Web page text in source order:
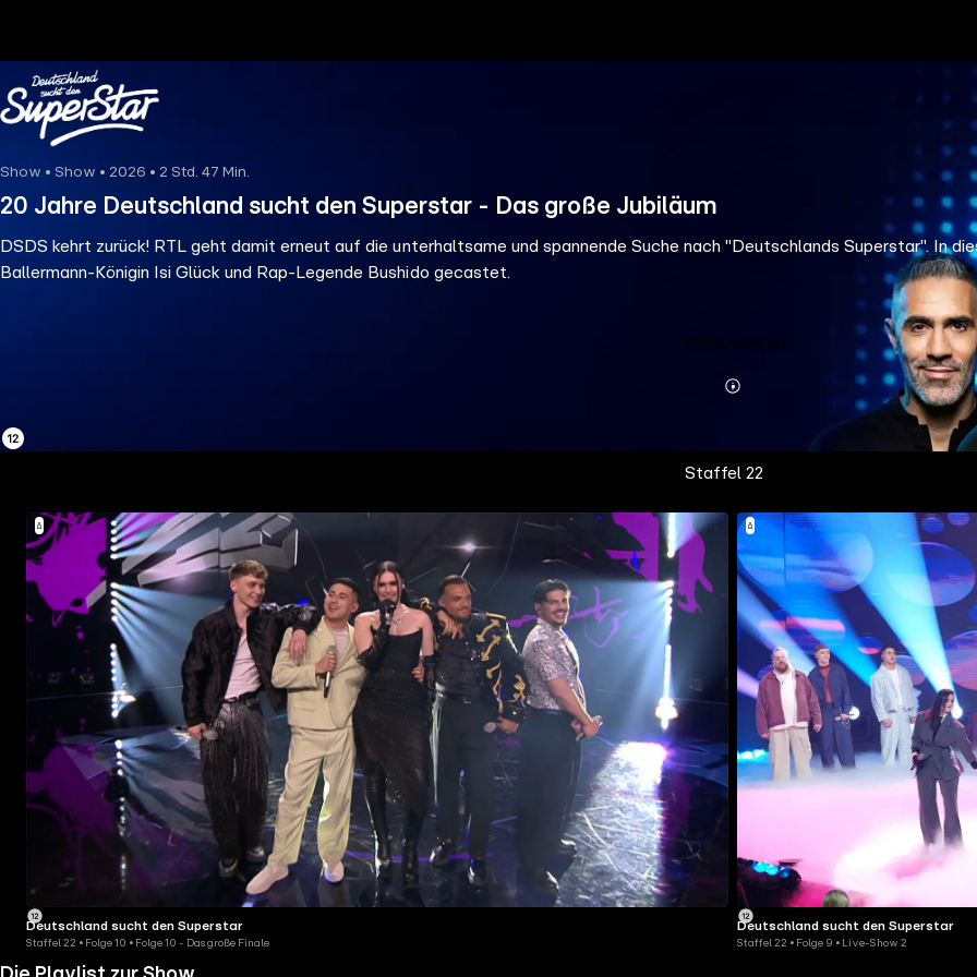
page
Show • Show • 2026 • 2 Std. 47 Min.
20 Jahre Deutschland sucht den Superstar - Das große Jubiläum
DSDS kehrt zurück! RTL geht damit erneut auf die unterhaltsame und spannende Suche nach "Deutschlands Superstar". In
Ballermann-Königin Isi Glück und Rap-Legende Bushido gecastet.
Abonnieren
Mehr
Staffel 22
Deutschland sucht den Superstar
Staffel 22 • Folge 10 • Folge 10 - Das große Finale
Deutschland sucht den Superstar
Staffel 22 • Folge 9 • Live-Show 2